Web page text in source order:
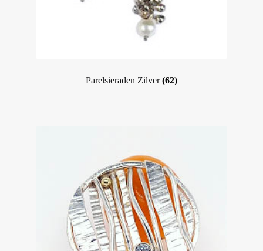
Parelsieraden Zilver(62)